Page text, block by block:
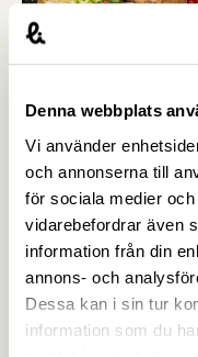
Denna webbplats
Vi använder
och annonserna till
för sociala medier
vidarebefordrar även
information från din
annons- och
Dessa kan i sin tur
information som du
Anmälan
Swedens
Food Science
Lund lyfter fram
processad mat
hälsosamt och
diskussionerna om